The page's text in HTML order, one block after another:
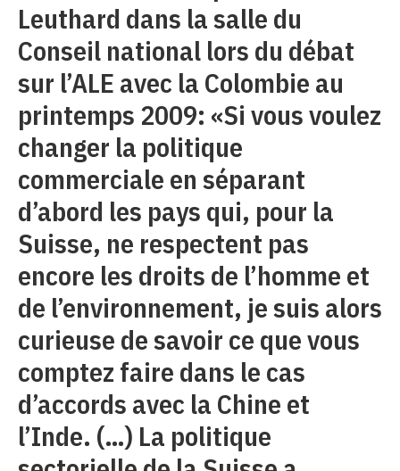
Leuthard dans la salle du
Conseil national lors du débat
sur l’ALE avec la Colombie au
printemps 2009: «Si vous voulez
changer la politique
commerciale en séparant
d’abord les pays qui, pour la
Suisse, ne respectent pas
encore les droits de l’homme et
de l’environnement, je suis alors
curieuse de savoir ce que vous
comptez faire dans le cas
d’accords avec la Chine et
l’Inde. (…) La politique